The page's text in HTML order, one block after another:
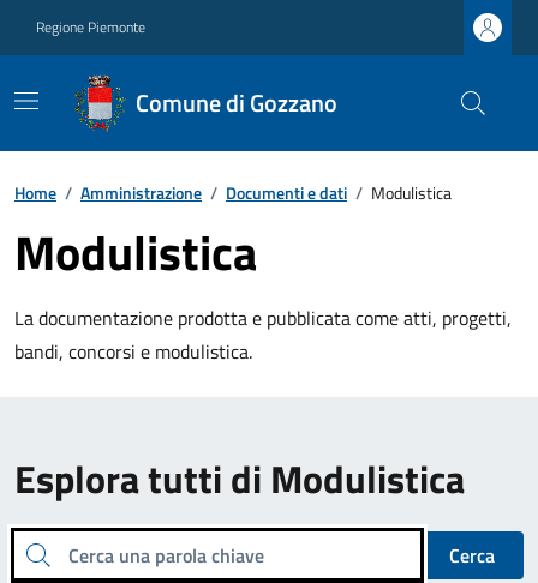
Regione Piemonte
Comune di Gozzano
Home / Amministrazione / Documenti e dati / Modulistica
Modulistica
La documentazione prodotta e pubblicata come atti, progetti,
bandi, concorsi e modulistica.
Esplora tutti di Modulistica
Cerca una parola chiave
Cerca